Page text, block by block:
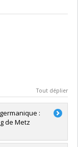
Tout déplier
:
de Metz